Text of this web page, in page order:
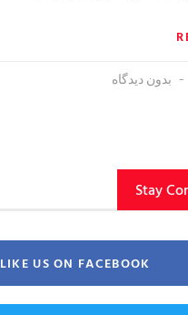
بدون دیدگاه
Stay
LIKE US ON FACEBOOK